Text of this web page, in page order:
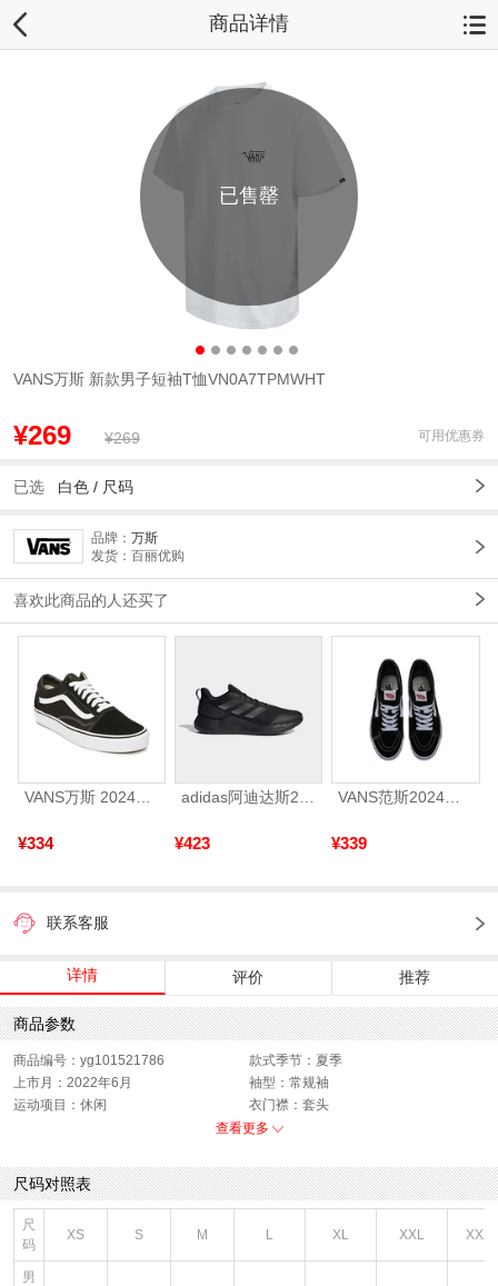
商品详情
已售罄
VANS万斯 新款男子短袖T恤VN0A7TPMWHT
¥269 ¥269 可用优惠券
已选 白色 / 尺码
品牌： 万斯
发货：百丽优购
喜欢此商品的人还买了
VANS万斯 2024年新款中性OldSkool帆布鞋/硫化鞋VN000D3HY28（延续款）
¥334 ¥423 ¥339
联系客服
详情 评价 推荐
商品参数
商品编号：yg101521786
款式季节：夏季
上市月：2022年6月
袖型：常规袖
运动项目：休闲
衣门襟：套头
版型：标准
货品来源：招商
渠道划分：线下同步
服饰类别：上装
面料材质：棉
服细款：圆领短T
色系：白色
鞋类流行款式：短袖
流行元素：图案
风格：休闲
查看更多
尺码对照表
尺
码
XS S M L XL XXL
男